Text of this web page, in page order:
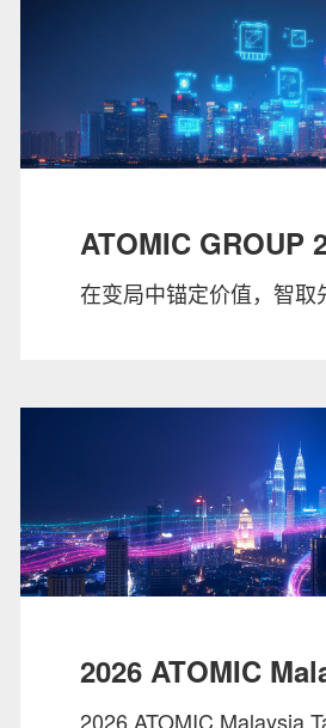
ATOMIC GROUP
SALARY GUIDE
在变局中锚定价值，智取
2026 ATOMIC
2026 ATOMIC Malaysia